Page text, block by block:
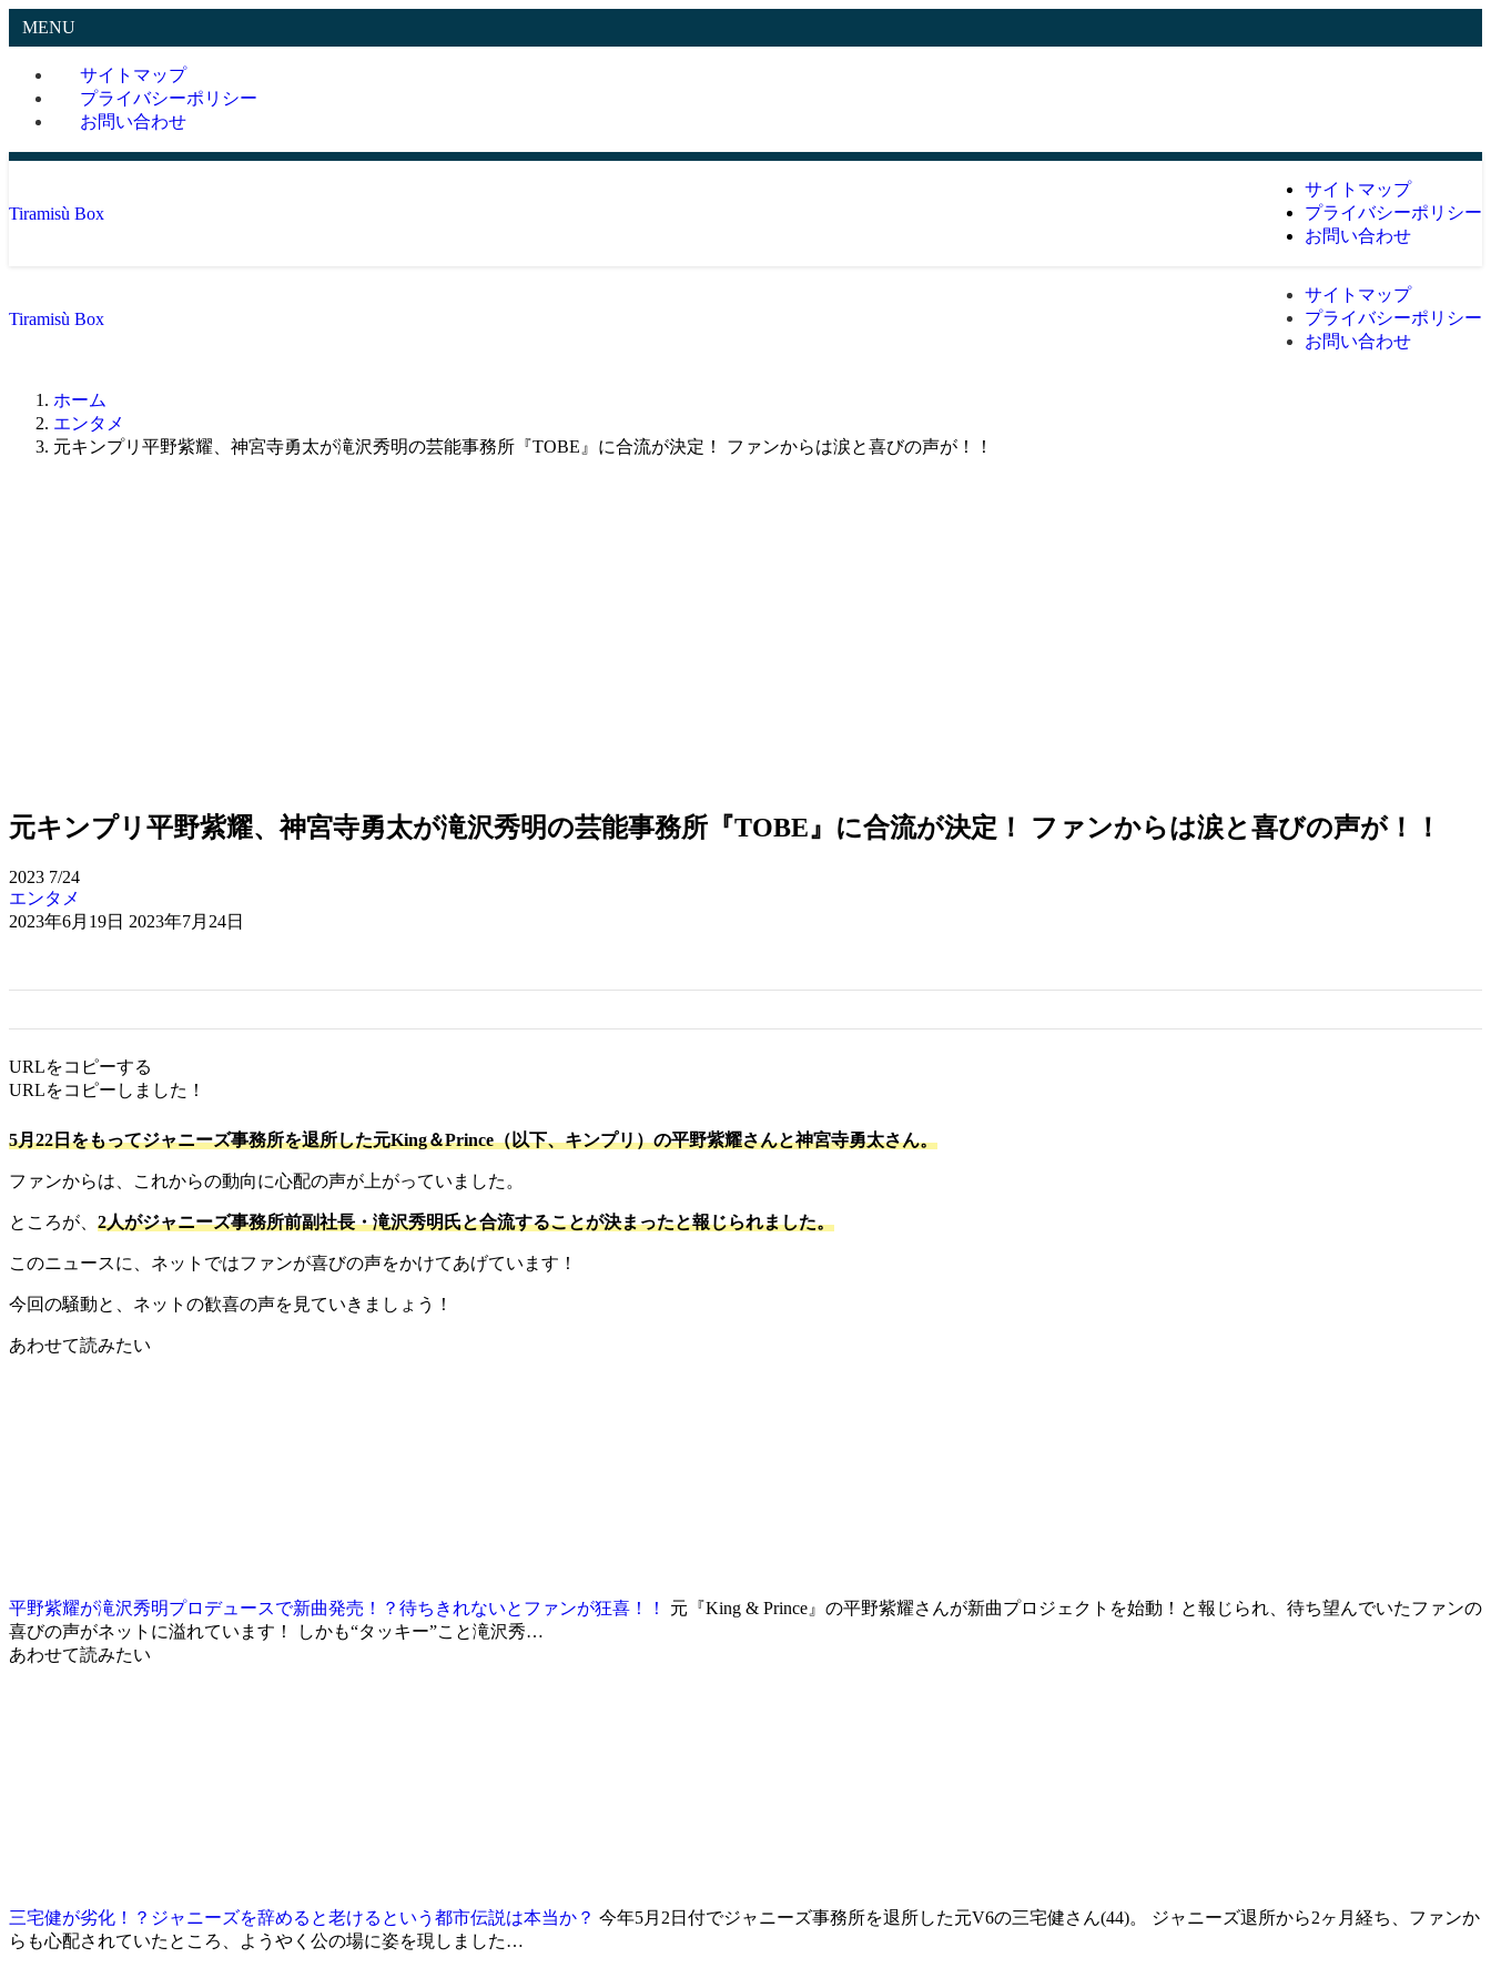
MENU
サイトマップ
プライバシーポリシー
お問い合わせ
Tiramisù Box
サイトマップ
プライバシーポリシー
お問い合わせ
Tiramisù Box
サイトマップ
プライバシーポリシー
お問い合わせ
ホーム
エンタメ
元キンプリ平野紫耀、神宮寺勇太が滝沢秀明の芸能事務所『TOBE』に合流が決定！ ファンからは涙と喜びの声が！！
元キンプリ平野紫耀、神宮寺勇太が滝沢秀明の芸能事務所『TOBE』に合流が決定！ ファンからは涙と喜びの声が！！
2023 7/24
エンタメ
2023年6月19日 2023年7月24日
URLをコピーする
URLをコピーしました！
5月22日をもってジャニーズ事務所を退所した元King＆Prince（以下、キンプリ）の平野紫耀さんと神宮寺勇太さん。
ファンからは、これからの動向に心配の声が上がっていました。
ところが、 2人がジャニーズ事務所前副社長・滝沢秀明氏と合流することが決まったと報じられました。
このニュースに、ネットではファンが喜びの声をかけてあげています！
今回の騒動と、ネットの歓喜の声を見ていきましょう！
あわせて読みたい
平野紫耀が滝沢秀明プロデュースで新曲発売！？待ちきれないとファンが狂喜！！
元『King & Prince』の平野紫耀さんが新曲プロジェクトを始動！と報じられ、待ち望んでいたファンの
喜びの声がネットに溢れています！ しかも“タッキー”こと滝沢秀…
あわせて読みたい
三宅健が劣化！？ジャニーズを辞めると老けるという都市伝説は本当か？ 今年5月2日付でジャニーズ事務所を退所した元V6の三宅健さん(44)。 ジャニーズ退所から2ヶ月経ち、ファンか
らも心配されていたところ、ようやく公の場に姿を現しました…